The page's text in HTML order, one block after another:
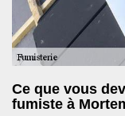
Ce que vous
fumiste à